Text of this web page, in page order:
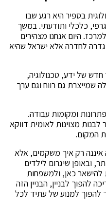
בספיר היא רגע שבו
כלכלי ותודעתי. במשך
היום אנחנו מצהירים
גדרה לחדרה אלא ישראל שהיא
של ידע, טכנולוגיה,
גם רווח וגם ערך
ומקומות עבודה.
מצוינות לאומית דווקא
המקום.
השאלה איננה רק איך משקמים, אלא
ובאופן שיגרום לילדים
להישאר כאן, ולמשפחות
להפוך לבניין, הבניין הזה
להפוך למנוע של עתיד לכל